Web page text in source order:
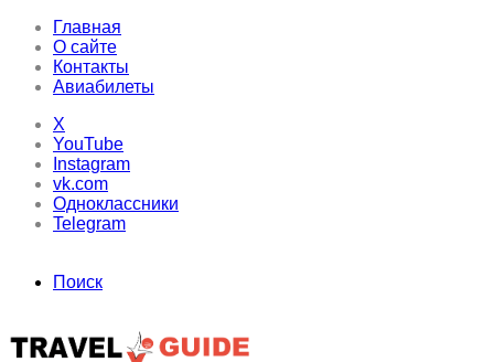
Главная
О сайте
Контакты
Авиабилеты
X
YouTube
Instagram
vk.com
Одноклассники
Telegram
Поиск